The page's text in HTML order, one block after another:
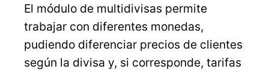
El módulo de multidivisas permite
trabajar con diferentes monedas,
pudiendo diferenciar precios de clientes
según la divisa y, si corresponde, tarifas